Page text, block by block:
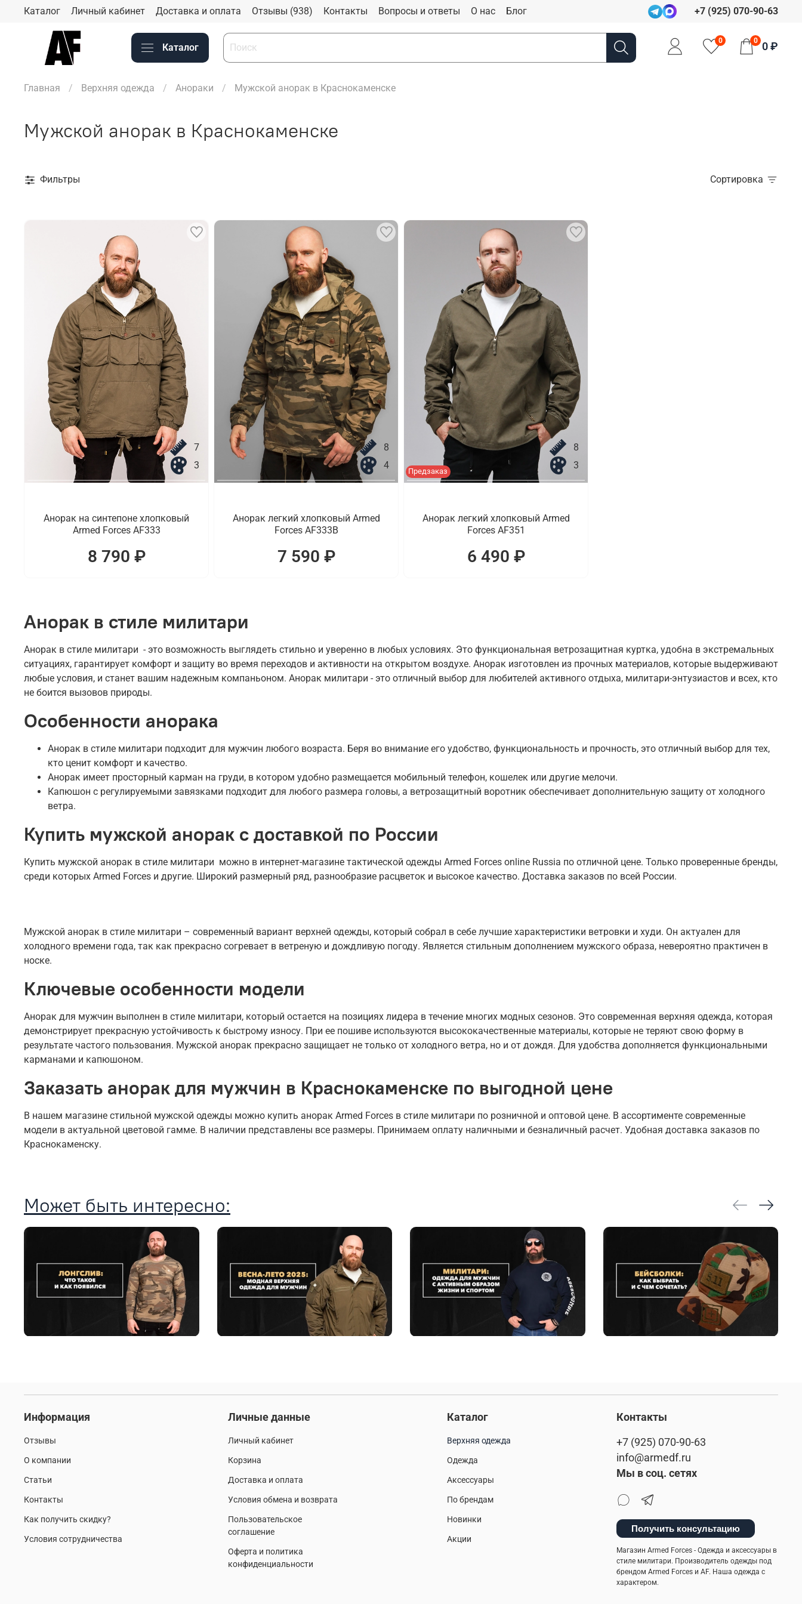
Каталог Личный кабинет Доставка и оплата Отзывы (938) Контакты Вопросы и ответы О нас Блог +7 (925) 070-90-63
Каталог
0 0 0 ₽
Главная Верхняя одежда Анораки Мужской анорак в Краснокаменске
Мужской анорак в Краснокаменске
Фильтры Сортировка
7
3
Анорак на синтепоне хлопковый
Armed Forces AF333
8 790 ₽
8
4
Анорак легкий хлопковый Armed
Forces AF333B
7 590 ₽
Предзаказ
8
3
Анорак легкий хлопковый Armed
Forces AF351
6 490 ₽
Анорак в стиле милитари
Анорак в стиле милитари - это возможность выглядеть стильно и уверенно в любых условиях. Это функциональная ветрозащитная куртка, удобна в экстремальных
ситуациях, гарантирует комфорт и защиту во время переходов и активности на открытом воздухе. Анорак изготовлен из прочных материалов, которые выдерживают
любые условия, и станет вашим надежным компаньоном. Анорак милитари - это отличный выбор для любителей активного отдыха, милитари-энтузиастов и всех, кто
не боится вызовов природы.
Особенности анорака
Анорак в стиле милитари подходит для мужчин любого возраста. Беря во внимание его удобство, функциональность и прочность, это отличный выбор для тех,
кто ценит комфорт и качество.
Анорак имеет просторный карман на груди, в котором удобно размещается мобильный телефон, кошелек или другие мелочи.
Капюшон с регулируемыми завязками подходит для любого размера головы, а ветрозащитный воротник обеспечивает дополнительную защиту от холодного
ветра.
Купить мужской анорак с доставкой по России
Купить мужской анорак в стиле милитари можно в интернет-магазине тактической одежды Armed Forces online Russia по отличной цене. Только проверенные бренды,
среди которых Armed Forces и другие. Широкий размерный ряд, разнообразие расцветок и высокое качество. Доставка заказов по всей России.
Мужской анорак в стиле милитари – современный вариант верхней одежды, который собрал в себе лучшие характеристики ветровки и худи. Он актуален для
холодного времени года, так как прекрасно согревает в ветреную и дождливую погоду. Является стильным дополнением мужского образа, невероятно практичен в
носке.
Ключевые особенности модели
Анорак для мужчин выполнен в стиле милитари, который остается на позициях лидера в течение многих модных сезонов. Это современная верхняя одежда, которая
демонстрирует прекрасную устойчивость к быстрому износу. При ее пошиве используются высококачественные материалы, которые не теряют свою форму в
результате частого пользования. Мужской анорак прекрасно защищает не только от холодного ветра, но и от дождя. Для удобства дополняется функциональными
карманами и капюшоном.
Заказать анорак для мужчин в Краснокаменске по выгодной цене
В нашем магазине стильной мужской одежды можно купить анорак Armed Forces в стиле милитари по розничной и оптовой цене. В ассортименте современные
модели в актуальной цветовой гамме. В наличии представлены все размеры. Принимаем оплату наличными и безналичный расчет. Удобная доставка заказов по
Краснокаменску.
Может быть интересно:
Информация
Отзывы
О компании
Статьи
Контакты
Как получить скидку?
Условия сотрудничества
Личные данные
Личный кабинет
Корзина
Доставка и оплата
Условия обмена и возврата
Пользовательское
соглашение
Оферта и политика
конфиденциальности
Каталог
Верхняя одежда
Одежда
Аксессуары
По брендам
Новинки
Акции
Контакты
+7 (925) 070-90-63
info@armedf.ru
Мы в соц. сетях
Получить консультацию
Магазин Armed Forces - Одежда и аксессуары в
стиле милитари. Производитель одежды под
брендом Armed Forces и AF. Наша одежда с
характером.